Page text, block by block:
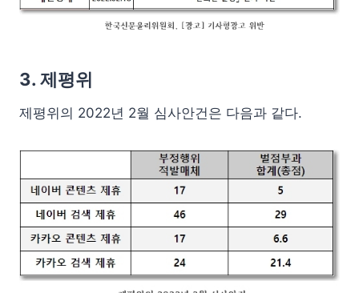
3. 제평위
제평위의 2022년 2월 심사안건은 다음과 같다.